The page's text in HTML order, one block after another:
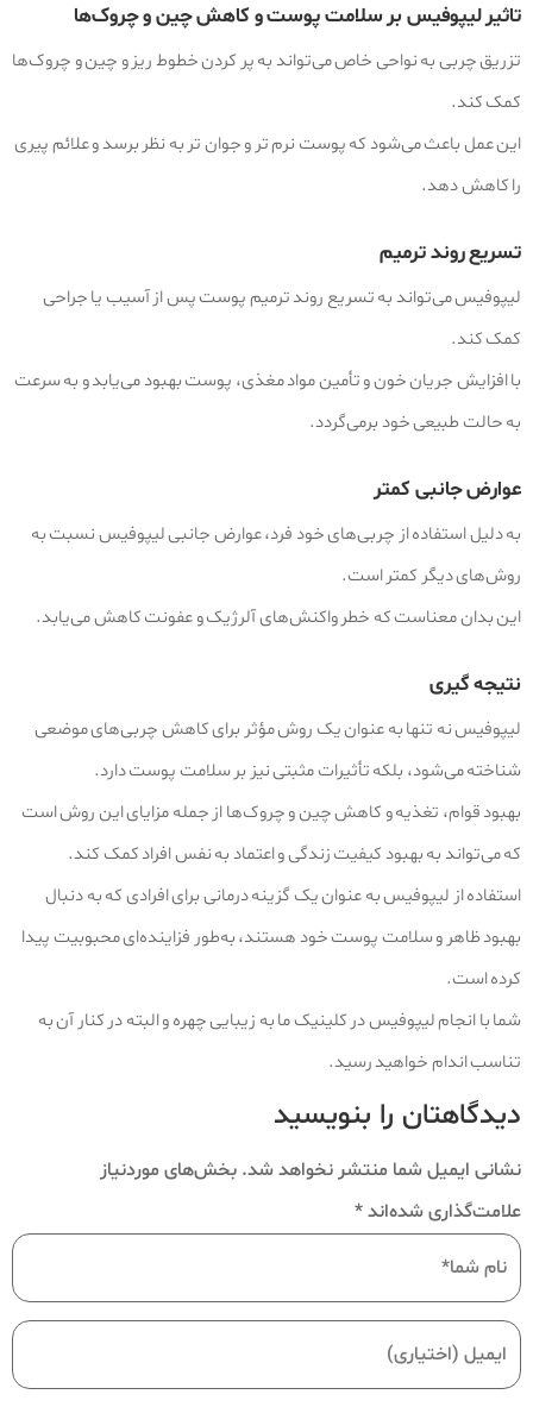
تاثیر لیپوفیس بر سلامت پوست و کاهش چین و چروک‌ها
تزریق چربی به نواحی خاص می‌تواند به پر کردن خطوط ریز و چین و چروک‌ها
کمک کند.
این عمل باعث می‌شود که پوست نرم‌ تر و جوان‌ تر به نظر برسد و علائم پیری
را کاهش دهد.
تسریع روند ترمیم
لیپوفیس می‌تواند به تسریع روند ترمیم پوست پس از آسیب یا جراحی
کمک کند.
با افزایش جریان خون و تأمین مواد مغذی، پوست بهبود می‌یابد و به سرعت
به حالت طبیعی خود برمی‌گردد.
عوارض جانبی کمتر
به دلیل استفاده از چربی‌های خود فرد، عوارض جانبی لیپوفیس نسبت به
روش‌های دیگر کمتر است.
این بدان معناست که خطر واکنش‌های آلرژیک و عفونت کاهش می‌یابد.
نتیجه‌ گیری
لیپوفیس نه‌ تنها به عنوان یک روش مؤثر برای کاهش چربی‌های موضعی
شناخته می‌شود، بلکه تأثیرات مثبتی نیز بر سلامت پوست دارد.
بهبود قوام، تغذیه و کاهش چین و چروک‌ها از جمله مزایای این روش است
که می‌تواند به بهبود کیفیت زندگی و اعتماد به نفس افراد کمک کند.
استفاده از لیپوفیس به عنوان یک گزینه درمانی برای افرادی که به دنبال
بهبود ظاهر و سلامت پوست خود هستند، به‌طور فزاینده‌ای محبوبیت پیدا
کرده است.
شما با انجام لیپوفیس در کلینیک ما به زیبایی چهره و البته در کنار آن به
تناسب اندام خواهید رسید.
دیدگاهتان را بنویسید
نشانی ایمیل شما منتشر نخواهد شد. بخش‌های موردنیاز
علامت‌گذاری شده‌اند*